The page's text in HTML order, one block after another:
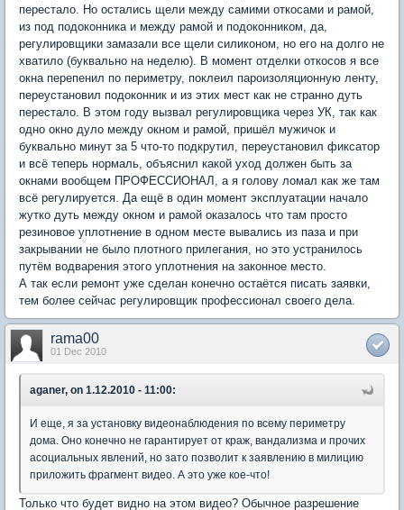
перестало. Но остались щели между самими откосами и рамой,
из под подоконника и между рамой и подоконником, да,
регулировщики замазали все щели силиконом, но его на долго не
хватило (буквально на неделю). В момент отделки откосов я все
окна перепенил по периметру, поклеил пароизоляционную ленту,
переустановил подоконник и из этих мест как не странно дуть
перестало. В этом году вызвал регулировщика через УК, так как
одно окно дуло между окном и рамой, пришёл мужичок и
буквально минут за 5 что-то подкрутил, переустановил фиксатор
и всё теперь нормаль, объяснил какой уход должен быть за
окнами вообщем ПРОФЕССИОНАЛ, а я голову ломал как же там
всё регулируется. Да ещё в один момент эксплуатации начало
жутко дуть между окном и рамой оказалось что там просто
резиновое уплотнение в одном месте вывались из паза и при
закрывании не было плотного прилегания, но это устранилось
путём водварения этого уплотнения на законное место.
А так если ремонт уже сделан конечно остаётся писать заявки,
тем более сейчас регулировщик профессионал своего дела.
rama00
01 Dec 2010
aganer, on 1.12.2010 - 11:00:
И еще, я за установку видеонаблюдения по всему периметру
дома. Оно конечно не гарантирует от краж, вандализма и прочих
асоциальных явлений, но зато позволит к заявлению в милицию
приложить фрагмент видео. А это уже кое-что!
Только что будет видно на этом видео? Обычное разрешение